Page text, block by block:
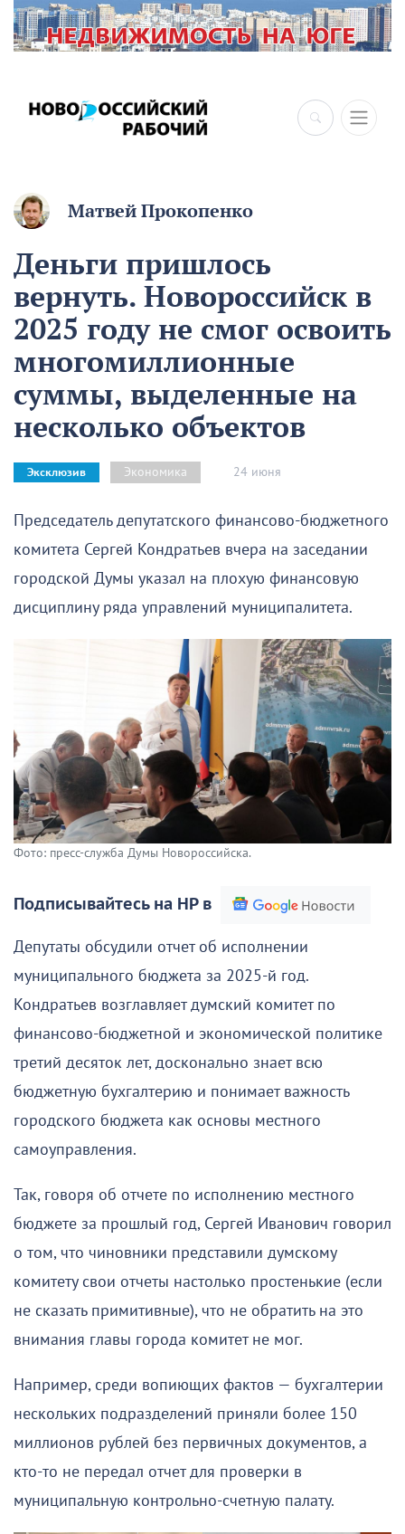
×
Матвей Прокопенко
Деньги пришлось
вернуть. Новороссийск в
2025 году не смог освоить
многомиллионные
суммы, выделенные на
несколько объектов
Эксклюзив Экономика 24 июня
Председатель депутатского финансово-бюджетного
комитета Сергей Кондратьев вчера на заседании
городской Думы указал на плохую финансовую
дисциплину ряда управлений муниципалитета.
Фото: пресс-служба Думы Новороссийска.
Подписывайтесь на НР в
Депутаты обсудили отчет об исполнении
муниципального бюджета за 2025-й год.
Кондратьев возглавляет думский комитет по
финансово-бюджетной и экономической политике
третий десяток лет, досконально знает всю
бюджетную бухгалтерию и понимает важность
городского бюджета как основы местного
самоуправления.
Так, говоря об отчете по исполнению местного
бюджете за прошлый год, Сергей Иванович говорил
о том, что чиновники представили думскому
комитету свои отчеты настолько простенькие (если
не сказать примитивные), что не обратить на это
внимания главы города комитет не мог.
Например, среди вопиющих фактов — бухгалтерии
нескольких подразделений приняли более 150
миллионов рублей без первичных документов, а
кто-то не передал отчет для проверки в
муниципальную контрольно-счетную палату.